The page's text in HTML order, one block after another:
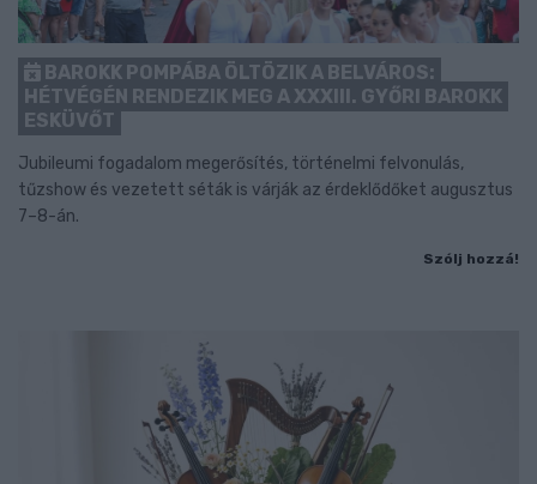
BAROKK POMPÁBA ÖLTÖZIK A BELVÁROS:
HÉTVÉGÉN RENDEZIK MEG A XXXIII. GYŐRI BAROKK
ESKÜVŐT
Jubileumi fogadalom megerősítés, történelmi felvonulás,
tűzshow és vezetett séták is várják az érdeklődőket augusztus
7–8-án.
Szólj hozzá!